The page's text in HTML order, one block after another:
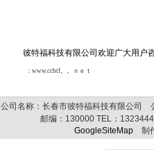
彼特福科技有限公司欢迎广大用户
：www.ccbtf。。ｎｅｔ
公司名称：长春市彼特福科技有限公司
邮编： 130000TEL：
GoogleSiteMap 制